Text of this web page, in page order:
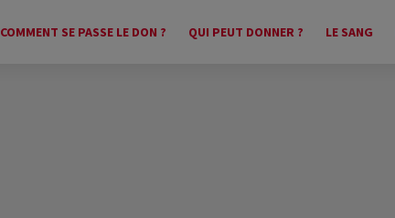
COMMENT SE PASSE LE DON ? QUI PEUT DONNER ? LE SANG